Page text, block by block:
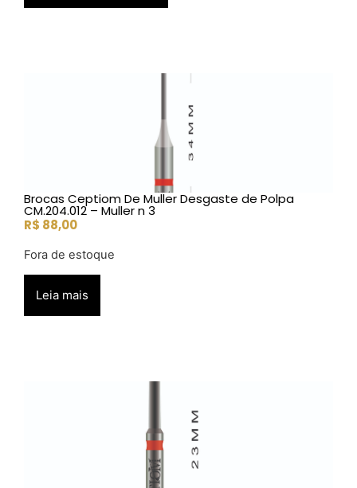
Brocas Ceptiom De Muller Desgaste de Polpa
CM.204.012 – Muller n 3
R$ 88,00
Fora de estoque
Leia mais